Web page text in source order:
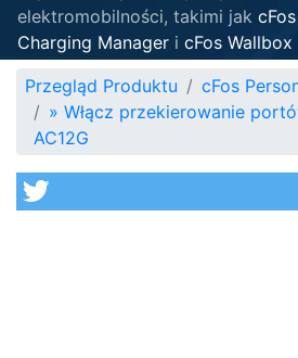
elektromobilności, takimi jak
Charging Manager i cFos
Przegląd Produktu
cFos
» Włącz przekierowanie
AC12G